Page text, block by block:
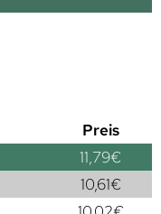
Preis
11,79€
10,61€